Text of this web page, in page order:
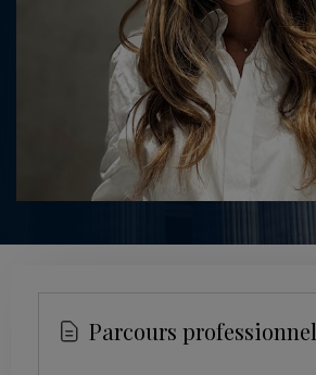
Parcours professionnel